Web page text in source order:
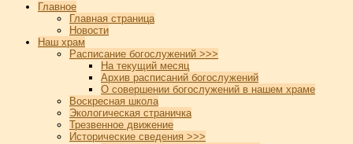
Главное
Главная страница
Новости
Наш храм
Расписание богослужений >>>
На текущий месяц
Архив расписаний богослужений
О совершении богослужений в нашем храме
Воскресная школа
Экологическая страничка
Трезвенное движение
Исторические сведения >>>